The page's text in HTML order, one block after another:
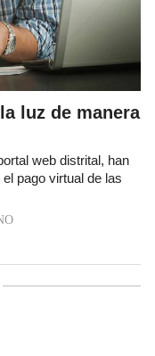
luz de manera
web distrital, han
pago virtual de las